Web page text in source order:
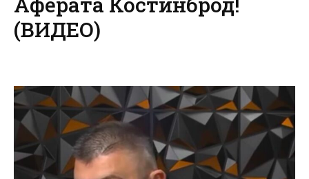
(ВИДЕО)